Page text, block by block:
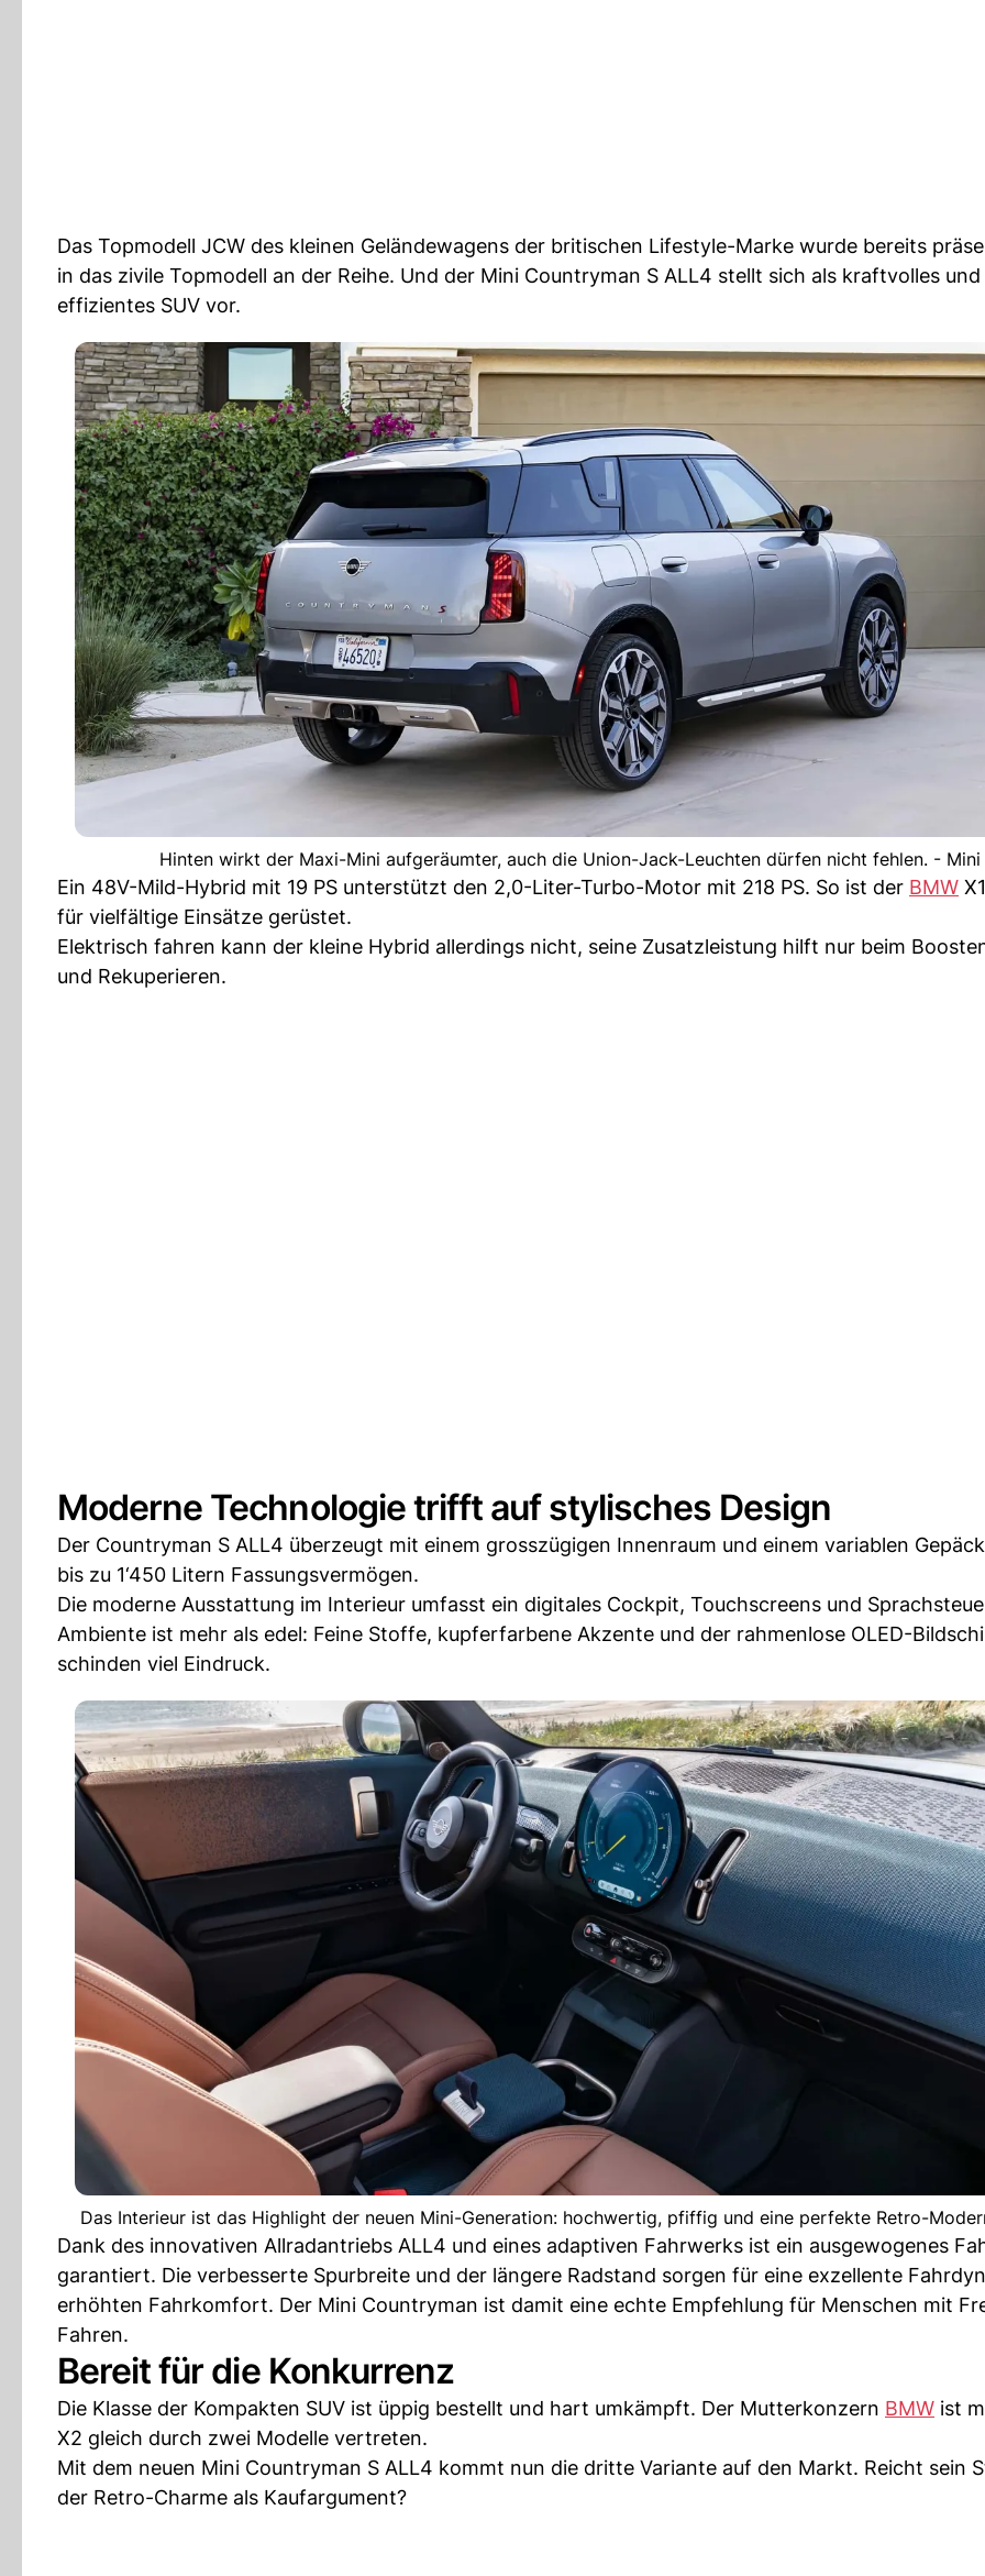
Das Topmodell JCW des kleinen Geländewagens der britischen Lifestyle-Marke wurde bereits
in das zivile Topmodell an der Reihe. Und der Mini Countryman S ALL4 stellt sich als kraftvolles und
effizientes SUV vor.
Hinten wirkt der Maxi-Mini aufgeräumter, auch die Union-Jack-Leuchten dürfen nicht fehlen. - Mini
Ein 48V-Mild-Hybrid mit 19 PS unterstützt den 2,0-Liter-Turbo-Motor mit 218 PS. So ist der BMW
für vielfältige Einsätze gerüstet.
Elektrisch fahren kann der kleine Hybrid allerdings nicht, seine Zusatzleistung hilft nur beim
und Rekuperieren.
Moderne Technologie trifft auf stylisches Design
Der Countryman S ALL4 überzeugt mit einem grosszügigen Innenraum und einem variablen
bis zu 1‘450 Litern Fassungsvermögen.
Die moderne Ausstattung im Interieur umfasst ein digitales Cockpit, Touchscreens und
Ambiente ist mehr als edel: Feine Stoffe, kupferfarbene Akzente und der rahmenlose OLED-
schinden viel Eindruck.
Das Interieur ist das Highlight der neuen Mini-Generation: hochwertig, pfiffig und eine perfekte Retro-
Dank des innovativen Allradantriebs ALL4 und eines adaptiven Fahrwerks ist ein ausgewogenes
garantiert. Die verbesserte Spurbreite und der längere Radstand sorgen für eine exzellente
erhöhten Fahrkomfort. Der Mini Countryman ist damit eine echte Empfehlung für Menschen mit
Fahren.
Bereit für die Konkurrenz
Die Klasse der Kompakten SUV ist üppig bestellt und hart umkämpft. Der Mutterkonzern BMW ist
X2 gleich durch zwei Modelle vertreten.
Mit dem neuen Mini Countryman S ALL4 kommt nun die dritte Variante auf den Markt. Reicht sein
der Retro-Charme als Kaufargument?